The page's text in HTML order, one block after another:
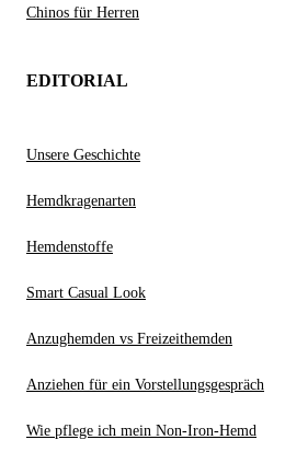
Chinos für Herren
EDITORIAL
Unsere Geschichte
Hemdkragenarten
Hemdenstoffe
Smart Casual Look
Anzughemden vs Freizeithemden
Anziehen für ein Vorstellungsgespräch
Wie pflege ich mein Non-Iron-Hemd